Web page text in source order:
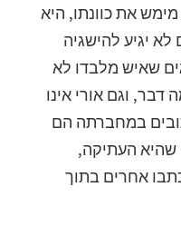
את כוונתו, היא
יגיע להישגיה
שאיש מלבדו לא
וגם אורי אינו
במחברתה הם
שהיא העתיקה,
אחרים בתוך